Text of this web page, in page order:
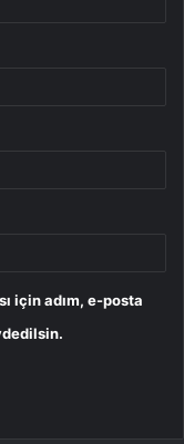
için adım, e-posta